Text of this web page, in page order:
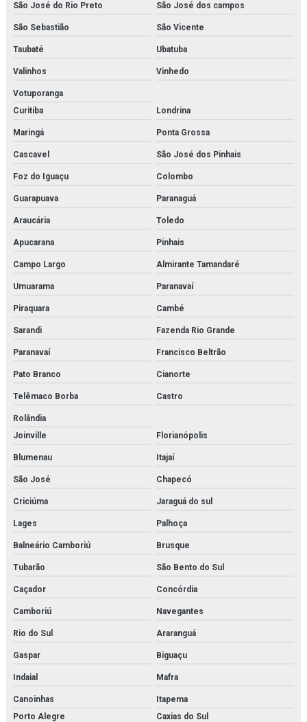
Inspeção de vasos de pressão em rio de janeiro
Instalação de chiller
Instalação de chillers em rio de janeiro
Instalação de compressores em rio de janeiro
Instalação de fan coil
Instalação de fancoil em rio de janeiro
Instalação de reatores de fabricação em rio de janeiro
Instalação de trocador de calor
Instalação de trocadores de calor em rio de janeiro
Isolamento térmico para tubulação de água gelada
Isolamento térmico tubulação água quente
Isolamento térmico em tubulações e equipamentos
Isolamento térmico em tubulações e equipamentos orçamento
Isolamento térmico tubulações industriais
Joystick danfoss
Limpeza química de trocador de calor
Manutenção e aferição em válvulas de segurança
Manutenção e aferição em válvulas de segurança em rj
Manutenção de bomba de condensado
Manutenção de trocador de calor
Membrana de n2
Membrana de nitrogênio
São José do Rio Preto São José dos campos
São Sebastião São Vicente
Taubaté Ubatuba
Valinhos Vinhedo
Votuporanga
Curitiba
Londrina
Maringá Ponta Grossa
Cascavel São José dos Pinhais
Foz do Iguaçu Colombo
Guarapuava Paranaguá
Araucária Toledo
Apucarana Pinhais
Campo Largo Almirante Tamandaré
Umuarama Paranavaí
Piraquara Cambé
Sarandi Fazenda Rio Grande
Paranavaí Francisco Beltrão
Pato Branco Cianorte
Telêmaco Borba Castro
Rolândia
Joinville
Florianópolis
Blumenau Itajaí
São José Chapecó
Criciúma Jaraguá do sul
Lages Palhoça
Balneário Camboriú Brusque
Tubarão São Bento do Sul
Caçador Concórdia
Camboriú Navegantes
Rio do Sul Araranguá
Gaspar Biguaçu
Indaial Mafra
Canoinhas
Itapema
Porto Alegre
Caxias do Sul